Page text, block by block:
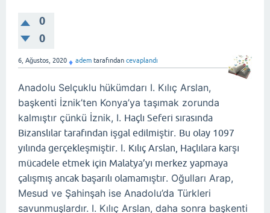
0
0
6, Ağustos, 2020 ♦ adem tarafından cevaplandı
Anadolu Selçuklu hükümdarı I. Kılıç Arslan,
başkenti İznik’ten Konya’ya taşımak zorunda
kalmıştır çünkü İznik, I. Haçlı Seferi sırasında
Bizanslılar tarafından işgal edilmiştir. Bu olay 1097
yılında gerçekleşmiştir. I. Kılıç Arslan, Haçlılara karşı
mücadele etmek için Malatya’yı merkez yapmaya
çalışmış ancak başarılı olamamıştır. Oğulları Arap,
Mesud ve Şahinşah ise Anadolu’da Türkleri
savunmuşlardır. I. Kılıç Arslan, daha sonra başkenti